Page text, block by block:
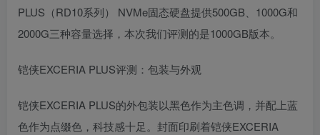
PLUS（RD10系列） NVMe固态硬盘提供500GB、1000G和
2000G三种容量选择，本次我们评测的是1000GB版本。
铠侠EXCERIA PLUS评测：包装与外观
铠侠EXCERIA PLUS的外包装以黑色作为主色调，并配上蓝
色作为点缀色，科技感十足。封面印刷着铠侠EXCERIA